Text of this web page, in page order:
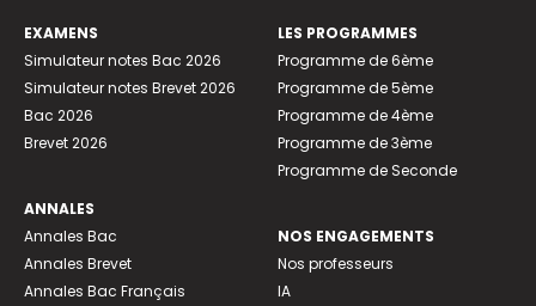
EXAMENS
Simulateur notes Bac 2026
Simulateur notes Brevet 2026
Bac 2026
Brevet 2026
ANNALES
Annales Bac
Annales Brevet
Annales Bac Français
LES PROGRAMMES
Programme de 6ème
Programme de 5ème
Programme de 4ème
Programme de 3ème
Programme de Seconde
NOS ENGAGEMENTS
Nos professeurs
IA